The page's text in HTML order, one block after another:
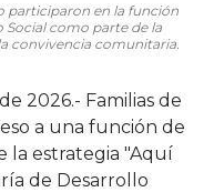
participaron en la función
Social como parte de la
convivencia comunitaria.
2026.- Familias de
a una función de
la estrategia "Aquí
de Desarrollo